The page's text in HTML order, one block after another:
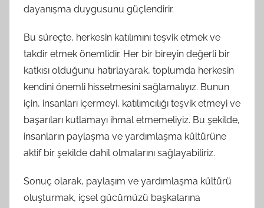
dayanışma duygusunu güçlendirir.
Bu süreçte, herkesin katılımını teşvik etmek ve
takdir etmek önemlidir. Her bir bireyin değerli bir
katkısı olduğunu hatırlayarak, toplumda herkesin
kendini önemli hissetmesini sağlamalıyız. Bunun
için, insanları içermeyi, katılımcılığı teşvik etmeyi ve
başarıları kutlamayı ihmal etmemeliyiz. Bu şekilde,
insanların paylaşma ve yardımlaşma kültürüne
aktif bir şekilde dahil olmalarını sağlayabiliriz.
Sonuç olarak, paylaşım ve yardımlaşma kültürü
oluşturmak, içsel gücümüzü başkalarına